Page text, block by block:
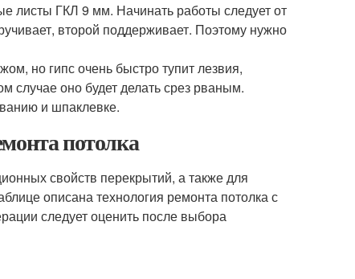
листы ГКЛ 9 мм. Начинать работы следует от
второй поддерживает. Поэтому нужно
но гипс очень быстро тупит лезвия,
случае оно будет делать срез рваным.
и шпаклевке.
потолка
свойств перекрытий, а также для
описана технология ремонта потолка с
следует оценить после выбора